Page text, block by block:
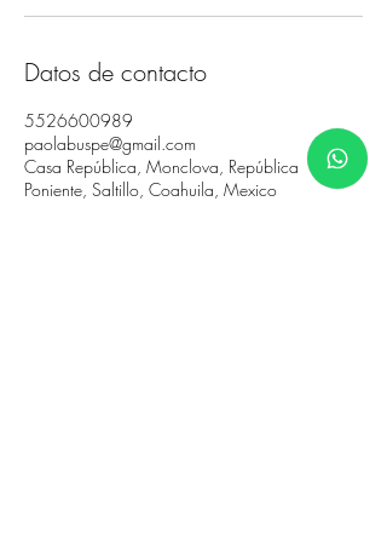
Datos de contacto
5526600989
paolabuspe@gmail.com
Casa República, Monclova, República
Poniente, Saltillo, Coahuila, Mexico